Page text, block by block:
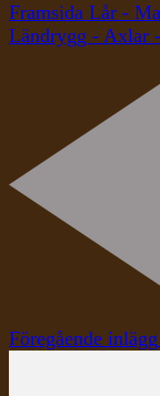
Framsida Lår -
Ländrygg - Axlar
Föregående inlägg